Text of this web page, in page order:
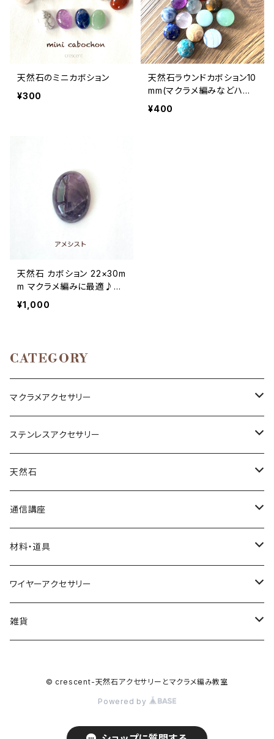
天然石のミニカボション
¥300
天然石ラウンドカボション10
mm(マクラメ編みなどハン
ドメイドアクセサリーの素材
¥400
天然石 カボション 22×30m
m マクラメ編みに最適♪
（ブラウンアゲート、ソーダラ
イト、アメシスト、オニキス、
¥1,000
CATEGORY
マクラメアクセサリー
ネックレス
ブレスレット
リング
ピアス
小物
イヤリング
ステンレスアクセサリー
ネックレス
ピアス
天然石
丸玉
アベンチュリン
オニキス
カーネリアン
カボション
アクアマリン
アゲート
ポイント
水晶
さざれ
通信講座
ブレスレット
リング
ネックレス
材料・道具
材料
道具
ワイヤーアクセサリー
ネックレス
雑貨
© crescent-天然石アクセサリーとマクラメ編み教室
Powered by